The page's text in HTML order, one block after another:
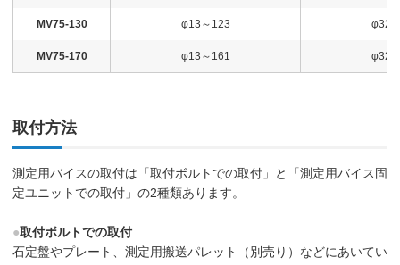
MV75-130 φ13～123 φ32
MV75-170 φ13～161 φ32
取付方法
測定用バイスの取付は「取付ボルトでの取付」と「測定用バイス固
定ユニットでの取付」の2種類あります。
●取付ボルトでの取付
石定盤やプレート、測定用搬送パレット（別売り）などにあいてい